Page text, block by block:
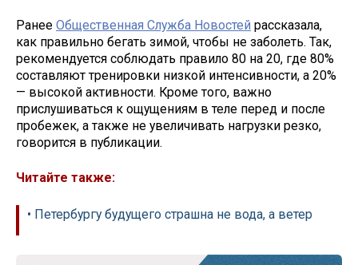
Ранее Общественная Служба Новостей рассказала,
как правильно бегать зимой, чтобы не заболеть. Так,
рекомендуется соблюдать правило 80 на 20, где 80%
составляют тренировки низкой интенсивности, а 20%
— высокой активности. Кроме того, важно
прислушиваться к ощущениям в теле перед и после
пробежек, а также не увеличивать нагрузки резко,
говорится в публикации.
Читайте также:
• Петербургу будущего страшна не вода, а ветер